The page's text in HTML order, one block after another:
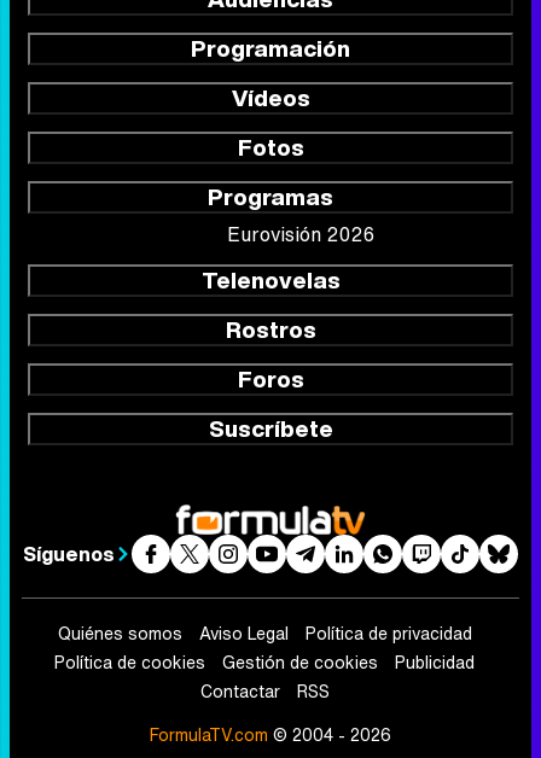
Programación
Vídeos
Fotos
Programas
Eurovisión 2026
Telenovelas
Rostros
Foros
Suscríbete
Síguenos
Quiénes somos Aviso Legal
Política de privacidad
Política de cookies
Gestión de cookies
Publicidad
Contactar
RSS
FormulaTV.com © 2004 - 2026